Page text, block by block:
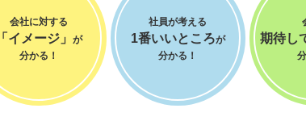
会社に対する
「イメージ」
が
分かる！
社員が考える
1番いいところが
分かる！
期待し